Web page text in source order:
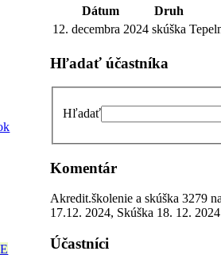
Dátum
Druh
12. decembra 2024 skúška
Hľadať účastníka
Hľadať
Komentár
Akredit.školenie a skúška 3279
17.12. 2024, Skúška 18. 12. 2024
Účastníci